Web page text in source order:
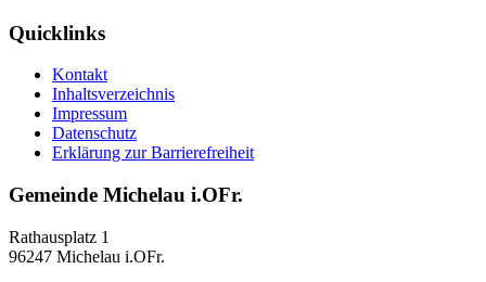
Quicklinks
Kontakt
Inhaltsverzeichnis
Impressum
Datenschutz
Erklärung zur Barrierefreiheit
Gemeinde Michelau i.OFr.
Rathausplatz 1
96247 Michelau i.OFr.